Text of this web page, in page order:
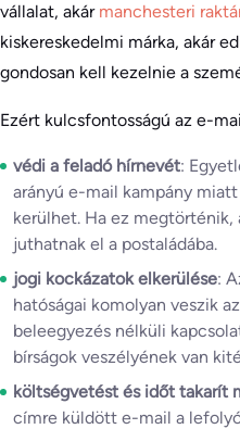
vállalat, akár manchesteri
kiskereskedelmi márka, akár
gondosan kell kezelnie a
Ezért kulcsfontosságú az e-
védi a feladó hírnevét:
arányú e-mail kampány
kerülhet. Ha ez megtörténik,
juthatnak el a postaládába.
jogi kockázatok elkerülése:
hatóságai komolyan veszik
beleegyezés nélküli
bírságok veszélyének van
költségvetést és időt takarít
címre küldött e-mail a